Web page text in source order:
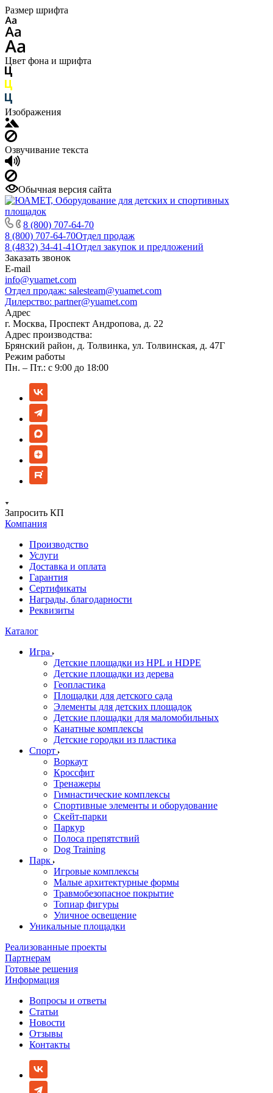
Размер шрифта
Цвет фона и шрифта
Изображения
Озвучивание текста
Обычная версия сайта
8 (800) 707-64-70
8 (800) 707-64-70Отдел продаж
8 (4832) 34-41-41Отдел закупок и предложений
Заказать звонок
E-mail
info@yuamet.com
Отдел продаж: salesteam@yuamet.com
Дилерство: partner@yuamet.com
Адрес
г. Москва, Проспект Андропова, д. 22
Адрес производства:
Брянский район, д. Толвинка, ул. Толвинская, д. 47Г
Режим работы
Пн. – Пт.: с 9:00 до 18:00
Запросить КП
Компания
Производство
Услуги
Доставка и оплата
Гарантия
Сертификаты
Награды, благодарности
Реквизиты
Каталог
Игра
Детские площадки из HPL и HDPE
Детские площадки из дерева
Геопластика
Площадки для детского сада
Элементы для детских площадок
Детские площадки для маломобильных
Канатные комплексы
Детские городки из пластика
Спорт
Воркаут
Кроссфит
Тренажеры
Гимнастические комплексы
Спортивные элементы и оборудование
Скейт-парки
Паркур
Полоса препятствий
Dog Training
Парк
Игровые комплексы
Малые архитектурные формы
Травмобезопасное покрытие
Топиар фигуры
Уличное освещение
Уникальные площадки
Реализованные проекты
Партнерам
Готовые решения
Информация
Вопросы и ответы
Статьи
Новости
Отзывы
Контакты